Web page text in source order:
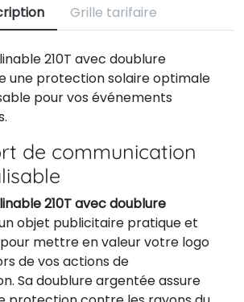
Grille tarifaire
210T avec doublure
une protection solaire optimale
pour vos événements
de communication
210T avec doublure
objet publicitaire pratique et
mettre en valeur votre logo
de vos actions de
Sa doublure argentée assure